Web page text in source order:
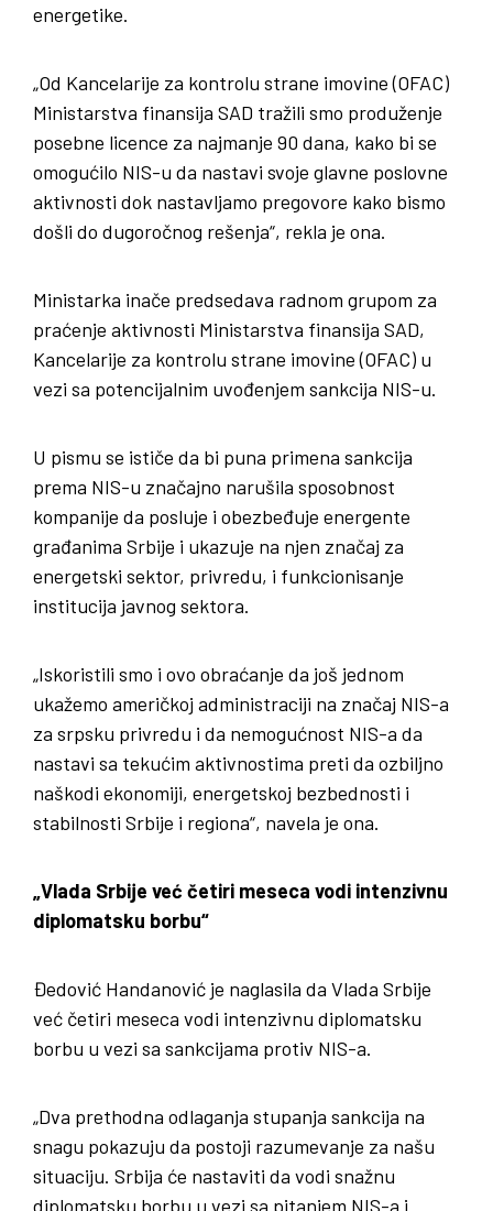
energetike.
„Od Kancelarije za kontrolu strane imovine (OFAC)
Ministarstva finansija SAD tražili smo produženje
posebne licence za najmanje 90 dana, kako bi se
omogućilo NIS-u da nastavi svoje glavne poslovne
aktivnosti dok nastavljamo pregovore kako bismo
došli do dugoročnog rešenja“, rekla je ona.
Ministarka inače predsedava radnom grupom za
praćenje aktivnosti Ministarstva finansija SAD,
Kancelarije za kontrolu strane imovine (OFAC) u
vezi sa potencijalnim uvođenjem sankcija NIS-u.
U pismu se ističe da bi puna primena sankcija
prema NIS-u značajno narušila sposobnost
kompanije da posluje i obezbeđuje energente
građanima Srbije i ukazuje na njen značaj za
energetski sektor, privredu, i funkcionisanje
institucija javnog sektora.
„Iskoristili smo i ovo obraćanje da još jednom
ukažemo američkoj administraciji na značaj NIS-a
za srpsku privredu i da nemogućnost NIS-a da
nastavi sa tekućim aktivnostima preti da ozbiljno
naškodi ekonomiji, energetskoj bezbednosti i
stabilnosti Srbije i regiona“, navela je ona.
„Vlada Srbije već četiri meseca vodi intenzivnu
diplomatsku borbu“
Đedović Handanović je naglasila da Vlada Srbije
već četiri meseca vodi intenzivnu diplomatsku
borbu u vezi sa sankcijama protiv NIS-a.
„Dva prethodna odlaganja stupanja sankcija na
snagu pokazuju da postoji razumevanje za našu
situaciju. Srbija će nastaviti da vodi snažnu
diplomatsku borbu u vezi sa pitanjem NIS-a i